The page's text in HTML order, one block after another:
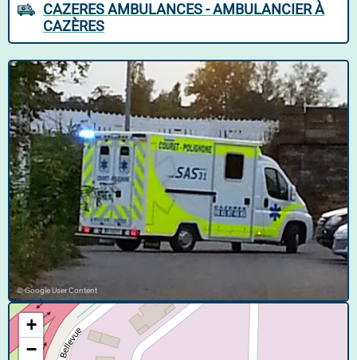
CAZERES AMBULANCES - AMBULANCIER À
CAZÈRES
© Google User Content
+
−